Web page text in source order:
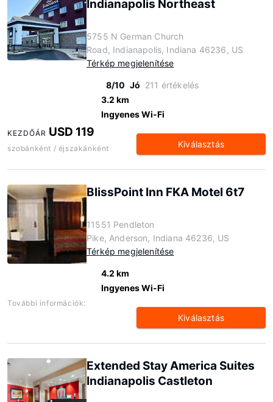
Indianapolis Northeast
5755 N German Church
Road, Indianapolis, Indiana 46236, US
Térkép megjelenítése
8/10 Jó 211 értékelés
3.2 km
Ingyenes Wi-Fi
KEZDŐÁR USD 119
szobánként / éjszakánként Kiválasztás
BlissPoint Inn FKA Motel 6t7
11551 Pendleton
Pike, Anderson, Indiana 46236, US
Térkép megjelenítése
4.2 km
Ingyenes Wi-Fi
További információk:
Kiválasztás
Extended Stay America Suites
Indianapolis Castleton